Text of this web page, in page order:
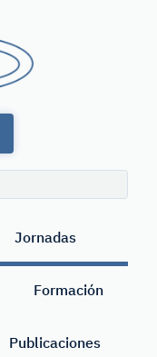
Jornadas
Formación
Publicaciones